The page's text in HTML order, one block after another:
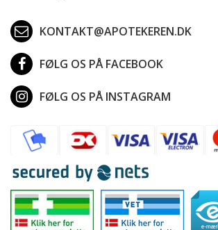
KONTAKT@APOTEKEREN.DK
FØLG OS PÅ FACEBOOK
FØLG OS PÅ INSTAGRAM